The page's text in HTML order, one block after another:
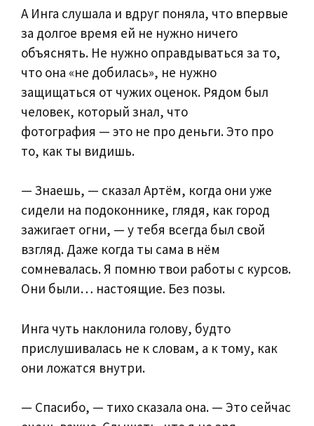
А Инга слушала и вдруг поняла, что впервые
за долгое время ей не нужно ничего
объяснять. Не нужно оправдываться за то,
что она «не добилась», не нужно
защищаться от чужих оценок. Рядом был
человек, который знал, что
фотография — это не про деньги. Это про
то, как ты видишь.
— Знаешь, — сказал Артём, когда они уже
сидели на подоконнике, глядя, как город
зажигает огни, — у тебя всегда был свой
взгляд. Даже когда ты сама в нём
сомневалась. Я помню твои работы с курсов.
Они были… настоящие. Без позы.
Инга чуть наклонила голову, будто
прислушивалась не к словам, а к тому, как
они ложатся внутри.
— Спасибо, — тихо сказала она. — Это сейчас